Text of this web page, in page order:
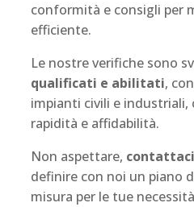
conformità e consigli per
efficiente.
Le nostre verifiche sono
qualificati e abilitati,
impianti civili e industriali,
rapidità e affidabilità.
Non aspettare,
definire con noi un piano
misura per le tue